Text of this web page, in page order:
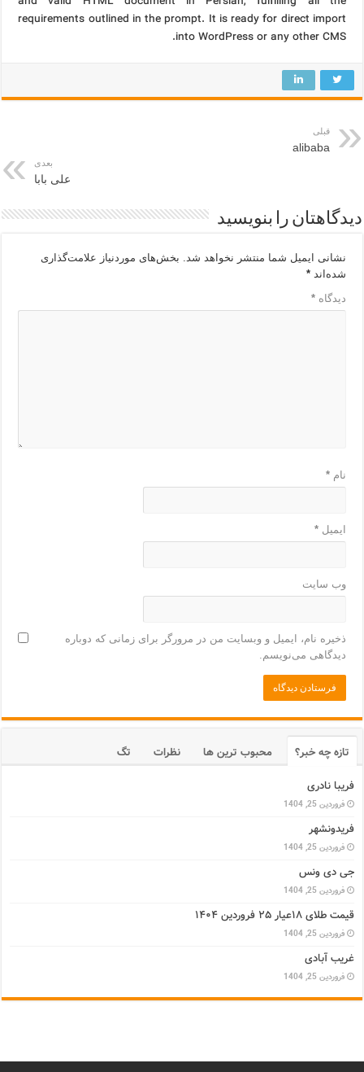
requirements outlined in the prompt. It is ready for direct import
into WordPress or any other CMS.
قبلی
alibaba
بعدی
علی بابا
دیدگاهتان را بنویسید
نشانی ایمیل شما منتشر نخواهد شد.
بخش‌های موردنیاز علامت‌گذاری
شده‌اند*
دیدگاه*
نام*
ایمیل*
وب‌ سایت
ذخیره نام، ایمیل و وبسایت من در مرورگر برای زمانی که دوباره
دیدگاهی می‌نویسم.
تازه چه خبر؟ محبوب ترین ها نظرات
تگ
فریبا نادری
فروردین 25, 1404
فریدونشهر
فروردین 25, 1404
جی دی ونس
فروردین 25, 1404
قیمت طلای ۱۸عیار ۲۵ فروردین ۱۴۰۴
فروردین 25, 1404
غریب آبادی
فروردین 25, 1404